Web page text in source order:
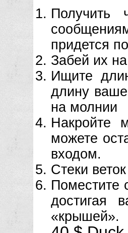
Получить
придется
Забей их
Ищите
длину
на молнии
Накройте
можете
входом.
Стеки
Поместите
достигая
«крышей».